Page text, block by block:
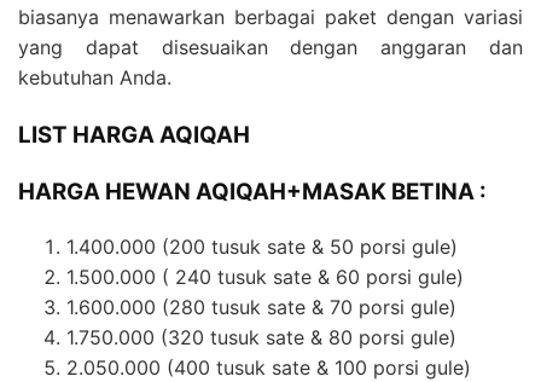
biasanya menawarkan berbagai paket dengan variasi
yang dapat disesuaikan dengan anggaran dan
kebutuhan Anda.
LIST HARGA AQIQAH
HARGA HEWAN AQIQAH+MASAK BETINA :
1.400.000 (200 tusuk sate & 50 porsi gule)
1.500.000 ( 240 tusuk sate & 60 porsi gule)
1.600.000 (280 tusuk sate & 70 porsi gule)
1.750.000 (320 tusuk sate & 80 porsi gule)
2.050.000 (400 tusuk sate & 100 porsi gule)